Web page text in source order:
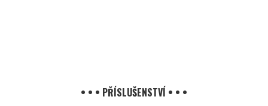
• • • PŘÍSLUŠENSTVÍ • • •